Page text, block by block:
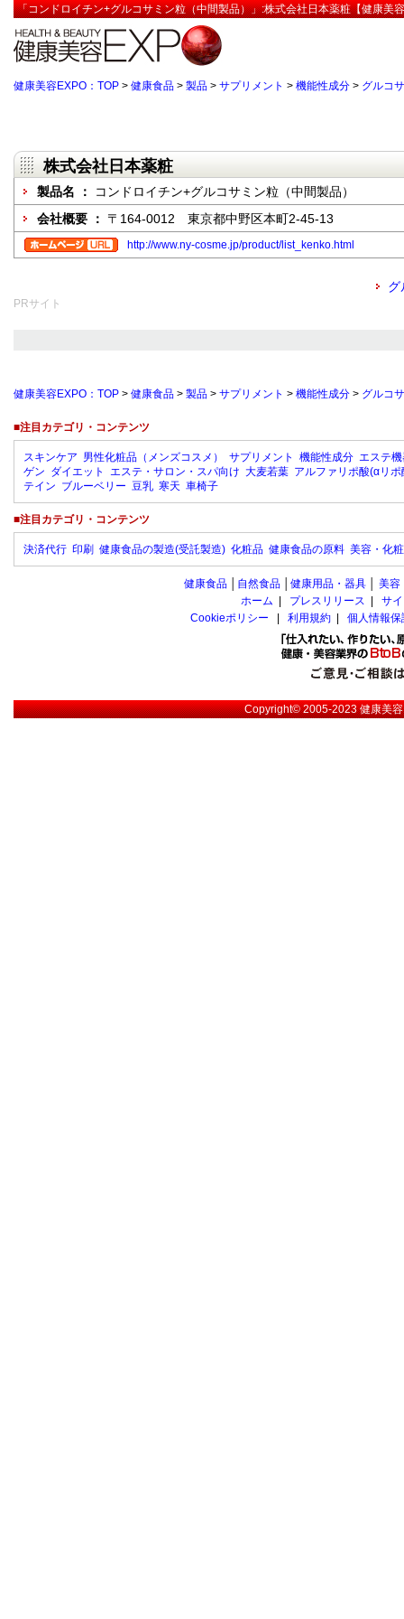
「コンドロイチン+グルコサミン粒（中間製品）」:株式会社日本薬粧【健康美
健康美容EXPO：TOP > 健康食品 > 製品 > サプリメント > 機能性成分 > グルコ
株式会社日本薬粧
製品名 ：
コンドロイチン+グルコサミン粒（中間製品）
会社概要 ： 〒164-0012 東京都中野区本町2-45-13
http://www.ny-cosme.jp/product/list_kenko.html
グ
PRサイト
健康美容EXPO：TOP > 健康食品 > 製品 > サプリメント > 機能性成分 > グルコ
■注目カテゴリ・コンテンツ
スキンケア 男性化粧品（メンズコスメ） サプリメント 機能性成分 エステ
ゲン ダイエット エステ・サロン・スパ向け 大麦若葉 アルファリポ酸(αリポ
テイン ブルーベリー 豆乳 寒天 車椅子
■注目カテゴリ・コンテンツ
決済代行 印刷 健康食品の製造(受託製造) 化粧品 健康食品の原料 美容・化
健康食品 自然食品 健康用品・器具 美容
ホーム
プレスリリース
サ
Cookieポリシー
利用規約 個人情報
Copyright© 2005-2023健康美